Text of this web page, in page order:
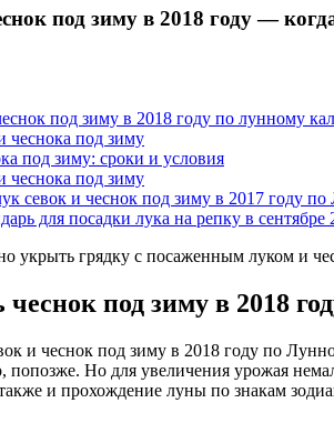
под зиму в 2018 году —
под зиму в 2018 году по лунному
чеснока под зиму
под зиму: сроки и условия
чеснока под зиму
севок и чеснок под зиму в 2017 году
для посадки лука на репку в сентябре
укрыть грядку с посаженным луком и
чеснок под зиму в 2018
и чеснок под зиму в 2018 году по
попозже. Но для увеличения урожая
и прохождение луны по знакам